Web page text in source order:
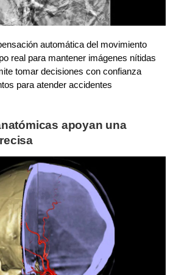
automática del movimiento
real para mantener imágenes nítidas
tomar decisiones con confianza
para atender accidentes
apoyan una